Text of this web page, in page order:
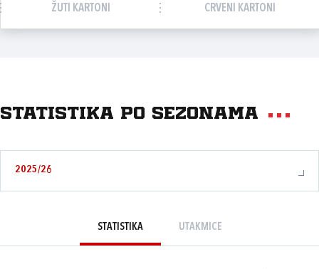
ŽUTI KARTONI CRVENI KARTONI
Statistika po sezonama
2025/26
STATISTIKA UTAKMICE